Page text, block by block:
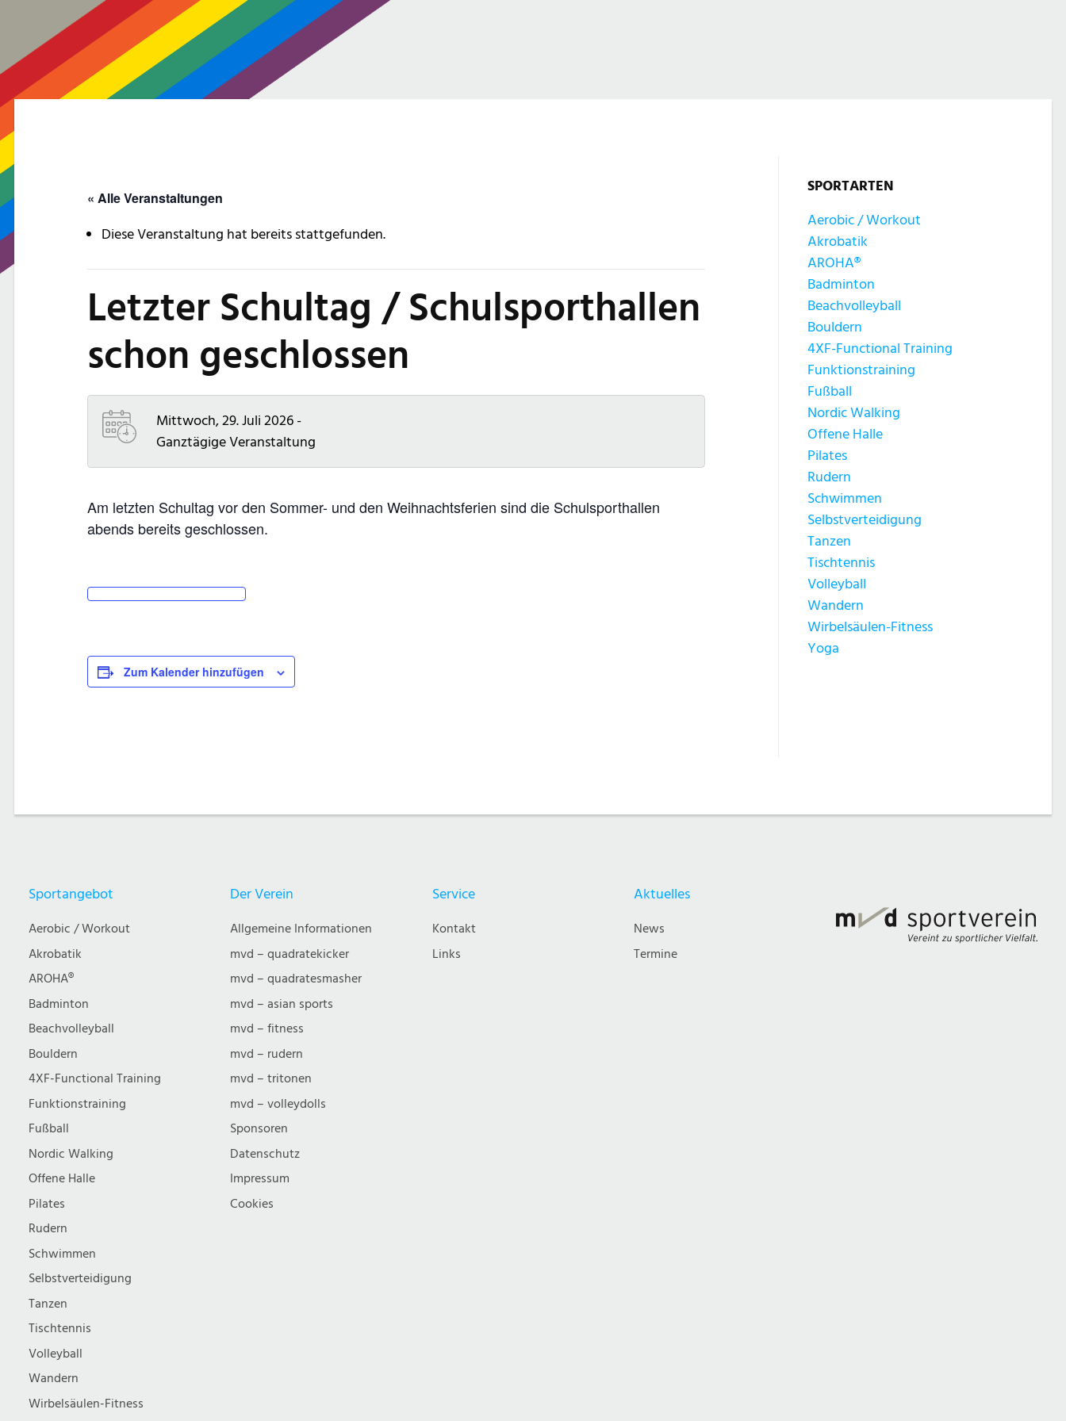
« Alle Veranstaltungen
Diese Veranstaltung hat bereits stattgefunden.
Letzter Schultag / Schulsporthallen
schon geschlossen
Mittwoch, 29. Juli 2026 -
Ganztägige Veranstaltung
Am letzten Schultag vor den Sommer- und den Weihnachtsferien sind die Schulsporthallen
abends bereits geschlossen.
Zum Kalender hinzufügen
SPORTARTEN
Aerobic / Workout
Akrobatik
AROHA®
Badminton
Beachvolleyball
Bouldern
4XF-Functional Training
Funktionstraining
Fußball
Nordic Walking
Offene Halle
Pilates
Rudern
Schwimmen
Selbstverteidigung
Tanzen
Tischtennis
Volleyball
Wandern
Wirbelsäulen-Fitness
Yoga
Sportangebot
Aerobic / Workout
Akrobatik
AROHA®
Badminton
Beachvolleyball
Bouldern
4XF-Functional Training
Funktionstraining
Fußball
Nordic Walking
Offene Halle
Pilates
Rudern
Schwimmen
Selbstverteidigung
Tanzen
Tischtennis
Volleyball
Wandern
Wirbelsäulen-Fitness
Der Verein
Allgemeine Informationen
mvd – quadratekicker
mvd – quadratesmasher
mvd – asian sports
mvd – fitness
mvd – rudern
mvd – tritonen
mvd – volleydolls
Sponsoren
Datenschutz
Impressum
Cookies
Service
Kontakt
Links
Aktuelles
News
Termine